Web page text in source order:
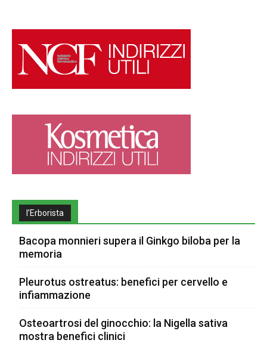
l’Erborista
Bacopa monnieri supera il Ginkgo biloba per la
memoria
Pleurotus ostreatus: benefici per cervello e
infiammazione
Osteoartrosi del ginocchio: la Nigella sativa
mostra benefici clinici